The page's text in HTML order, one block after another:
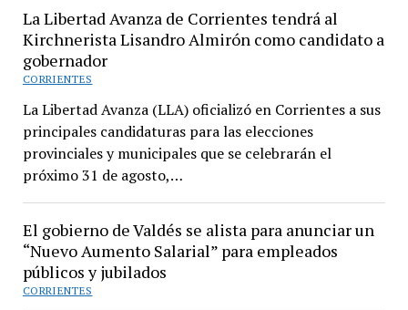
La Libertad Avanza de Corrientes tendrá al
Kirchnerista Lisandro Almirón como candidato a
gobernador
CORRIENTES
La Libertad Avanza (LLA) oficializó en Corrientes a sus
principales candidaturas para las elecciones
provinciales y municipales que se celebrarán el
próximo 31 de agosto,…
El gobierno de Valdés se alista para anunciar un
“Nuevo Aumento Salarial” para empleados
públicos y jubilados
CORRIENTES